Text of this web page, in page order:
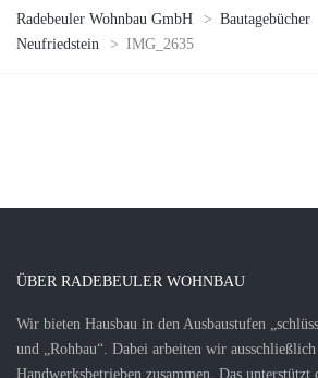
Radebeuler Wohnbau GmbH > Bautagebücher
Neufriedstein
> IMG_2635
ÜBER RADEBEULER WOHNBAU
Wir bieten Hausbau in den Ausbaustufen
und „Rohbau“. Dabei arbeiten wir
Handwerksbetrieben zusammen. Das